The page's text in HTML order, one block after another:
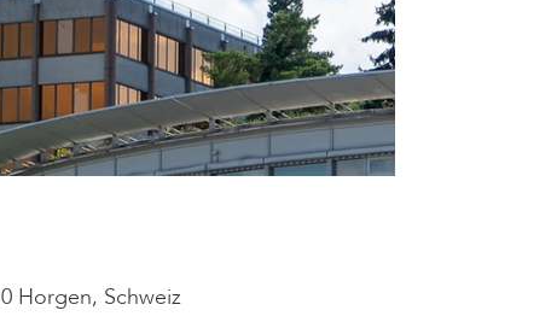
Horgen, Schweiz